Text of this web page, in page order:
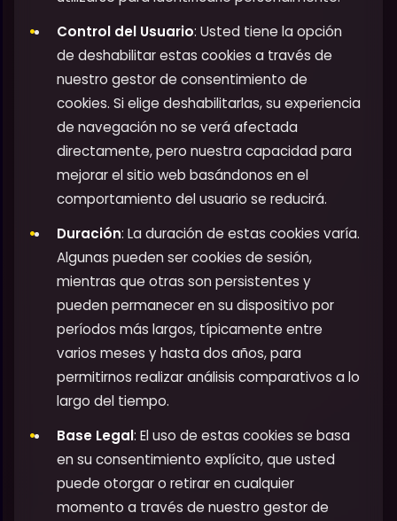
Control del Usuario: Usted tiene la opción
de deshabilitar estas cookies a través de
nuestro gestor de consentimiento de
cookies. Si elige deshabilitarlas, su experiencia
de navegación no se verá afectada
directamente, pero nuestra capacidad para
mejorar el sitio web basándonos en el
comportamiento del usuario se reducirá.
Duración: La duración de estas cookies varía.
Algunas pueden ser cookies de sesión,
mientras que otras son persistentes y
pueden permanecer en su dispositivo por
períodos más largos, típicamente entre
varios meses y hasta dos años, para
permitirnos realizar análisis comparativos a lo
largo del tiempo.
Base Legal: El uso de estas cookies se basa
en su consentimiento explícito, que usted
puede otorgar o retirar en cualquier
momento a través de nuestro gestor de